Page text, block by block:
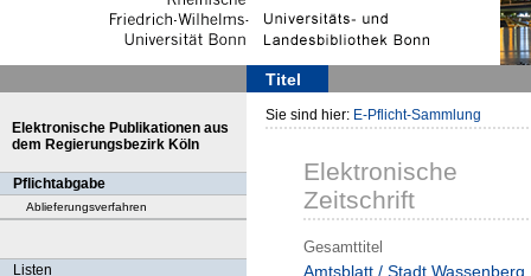
Titel
Elektronische Publikationen aus
dem Regierungsbezirk Köln
Pflichtabgabe
Ablieferungsverfahren
Listen
Sie sind hier: E-Pflicht-Sammlung
Elektronische
Zeitschrift
Gesamttitel
Amtsblatt / Stadt Wassenberg